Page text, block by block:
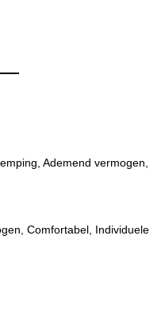
Ademend vermogen,
Comfortabel, Individuele